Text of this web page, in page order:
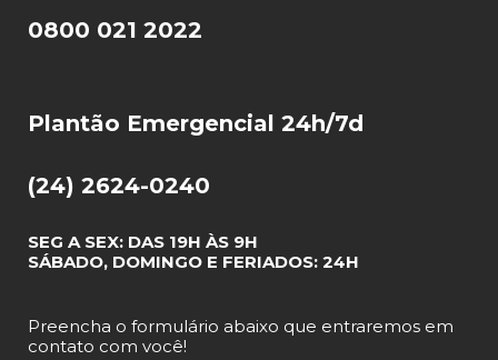
0800 021 2022
Plantão Emergencial 24h/7d
(24) 2624-0240
SEG A SEX: DAS 19H ÀS 9H
SÁBADO, DOMINGO E FERIADOS: 24H
Preencha o formulário abaixo que entraremos em
contato com você!